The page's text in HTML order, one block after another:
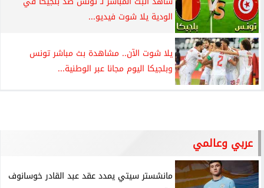
الودية يلا شوت فيديو...
يلا شوت الآن.. مشاهدة بث مباشر تونس
وبلجيكا اليوم مجانا عبر الوطنية...
عربي وعالمي
مانشستر سيتي يمدد عقد عبد القادر خوسانوف